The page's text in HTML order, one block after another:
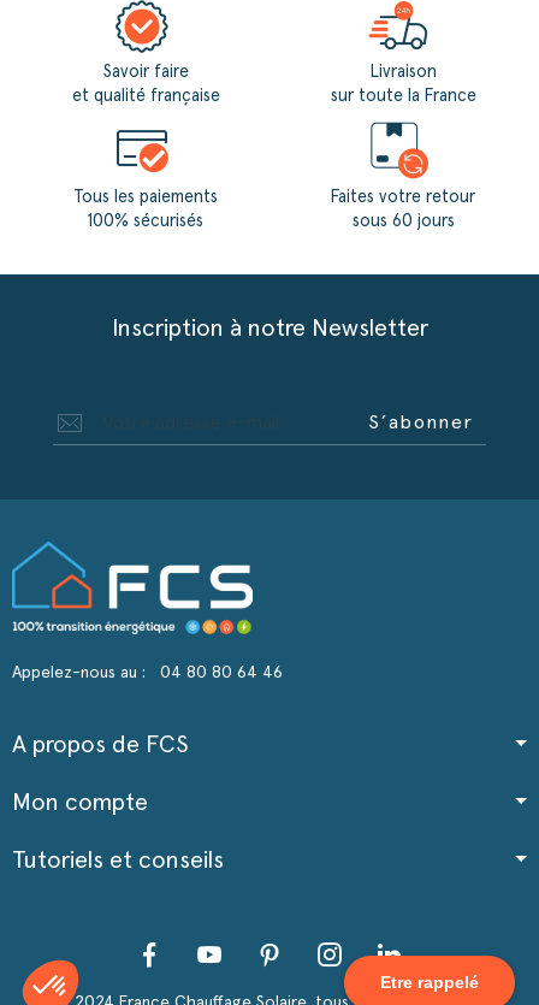
Etre rappelé
Savoir faire
et qualité française
Tous les paiements
100% sécurisés
Livraison
sur toute la France
Faites votre retour
sous 60 jours
Inscription à notre Newsletter
S’abonner
Appelez-nous au : 04 80 80 64 46
A propos de FCS
Mon compte
Tutoriels et conseils
FacebookYouTube PinterestInstagram